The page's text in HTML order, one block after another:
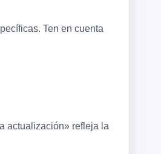
Ten en cuenta
actualización» refleja la